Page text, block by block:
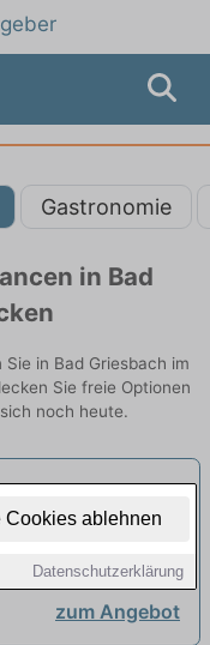
Cookies ablehnen
Datenschutzerklärung
Gastronomie
in Bad
in Bad Griesbach im
Sie freie Optionen
noch heute.
- Minijob
zum Angebot